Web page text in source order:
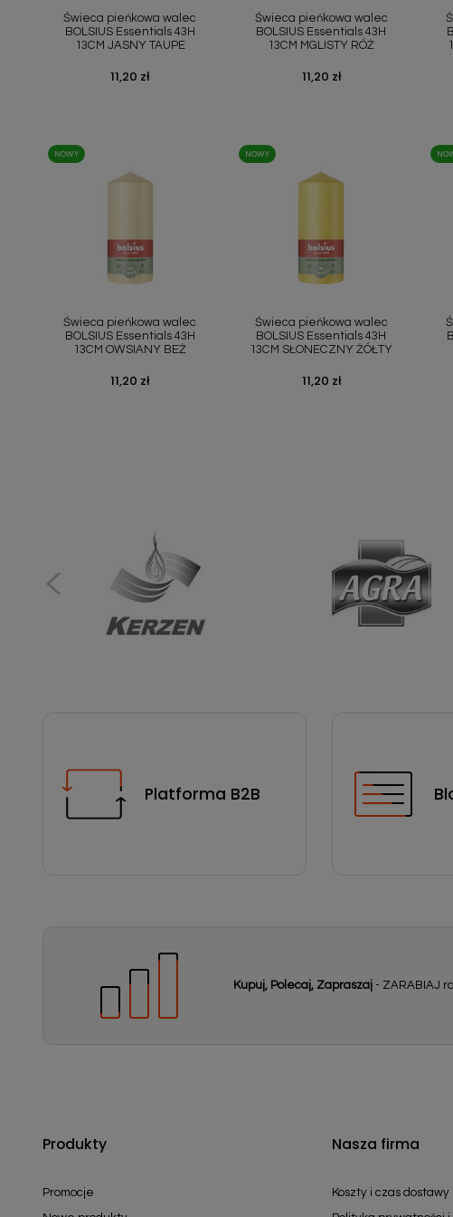
Świeca pieńkowa walec
BOLSIUS Essentials 43H
13CM JASNY TAUPE
Cena
11,20 zł
Świeca pieńkowa walec
BOLSIUS Essentials 43H
13CM MGLISTY RÓŻ
Cena
11,20 zł
Świeca pieńkowa walec
BOLSIUS Essentials 43H
13CM OWSIANY BEŻ
Cena
11,20 zł
NOWY
Świeca pieńkowa walec
BOLSIUS Essentials 43H
13CM SŁONECZNY ŻÓŁTY
Cena
11,20 zł
NOWY
Platforma B2B
Kupuj, Polecaj, Zapraszaj - ZARABIAJ
Produkty
Promocje
Nasza firma
Koszty i czas dostawy